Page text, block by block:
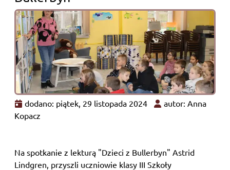
dodano: piątek, 29 listopada 2024
autor: Anna
Kopacz
Na spotkanie z lekturą "Dzieci z Bullerbyn" Astrid
Lindgren, przyszli uczniowie klasy III Szkoły